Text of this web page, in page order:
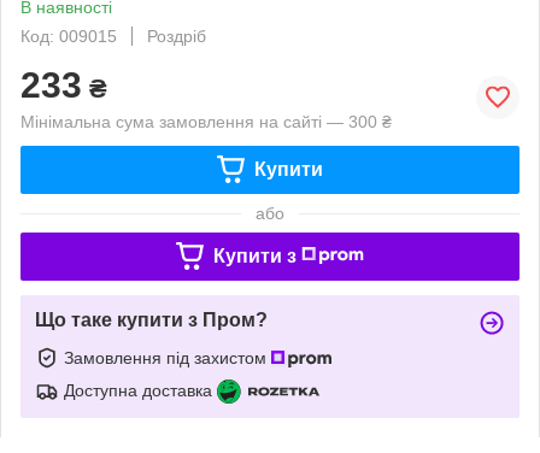
В наявності
Код: 009015
Роздріб
233 ₴
Мінімальна сума замовлення на сайті — 300 ₴
Купити
або
Купити з
Що таке купити з Пром?
Замовлення під захистом
Доступна доставка